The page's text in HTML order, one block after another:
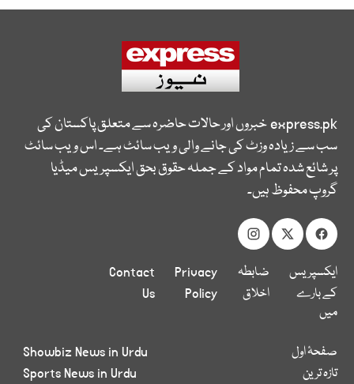
express.pkخبروں اور حالات حاضرہ سے متعلق پاکستان کی
سب سے زیادہ وزٹ کی جانے والی ویب سائٹ ہے۔ اس ویب سائٹ
پر شائع شدہ تمام مواد کے جملہ حقوق بحق ایکسپریس میڈیا
گروپ محفوظ ہیں۔
ایکسپریس
کے بارے
میں
ضابطہ
اخلاق
Privacy
Policy
Contact
Us
صفحۂ اول
تازہ ترین
Showbiz News in Urdu
Sports News in Urdu